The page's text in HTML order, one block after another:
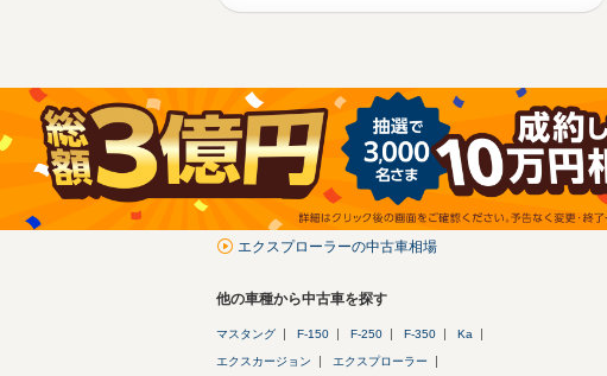
エクスプローラーの中古車相場
他の車種から中古車を探す
マスタング F-150 F-250 F-350 Ka
エクスカージョン エクスプローラー